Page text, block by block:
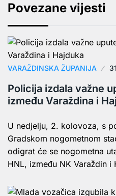
Povezane vijesti
VARAŽDINSKA ŽUPANIJA
Policija izdala važne
između Varaždina i
U nedjelju, 2. kolovoza, s
Gradskom nogometnom
odigrat će se nogometna
HNL, između NK Varaždin